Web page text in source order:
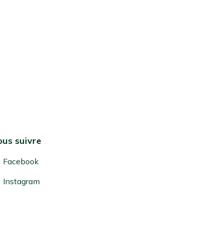
suivre
Facebook
Instagram